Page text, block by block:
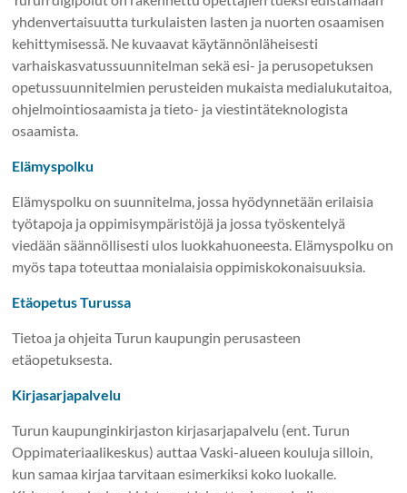
yhdenvertaisuutta turkulaisten lasten ja nuorten osaamisen
kehittymisessä. Ne kuvaavat käytännönläheisesti
varhaiskasvatussuunnitelman sekä esi- ja perusopetuksen
opetussuunnitelmien perusteiden mukaista medialukutaitoa,
ohjelmointiosaamista ja tieto- ja viestintäteknologista
osaamista.
Elämyspolku
Elämyspolku on suunnitelma, jossa hyödynnetään erilaisia
työtapoja ja oppimisympäristöjä ja jossa työskentelyä
viedään säännöllisesti ulos luokkahuoneesta. Elämyspolku on
myös tapa toteuttaa monialaisia oppimiskokonaisuuksia.
Etäopetus Turussa
Tietoa ja ohjeita Turun kaupungin perusasteen
etäopetuksesta.
Kirjasarjapalvelu
Turun kaupunginkirjaston kirjasarjapalvelu (ent. Turun
Oppimateriaalikeskus) auttaa Vaski-alueen kouluja silloin,
kun samaa kirjaa tarvitaan esimerkiksi koko luokalle.